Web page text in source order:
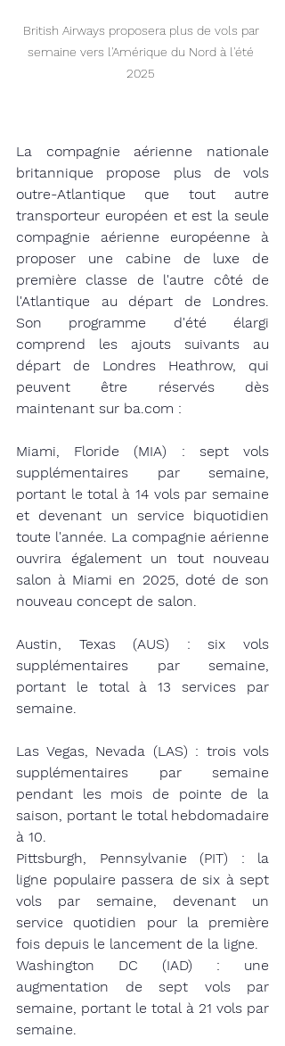
British Airways proposera plus de vols par
semaine vers l'Amérique du Nord à l'été
2025
La compagnie aérienne nationale
britannique propose plus de vols
outre-Atlantique que tout autre
transporteur européen et est la seule
compagnie aérienne européenne à
proposer une cabine de luxe de
première classe de l'autre côté de
l'Atlantique au départ de Londres.
Son programme d'été élargi
comprend les ajouts suivants au
départ de Londres Heathrow, qui
peuvent être réservés dès
maintenant sur ba.com :
Miami, Floride (MIA) : sept vols
supplémentaires par semaine,
portant le total à 14 vols par semaine
et devenant un service biquotidien
toute l'année. La compagnie aérienne
ouvrira également un tout nouveau
salon à Miami en 2025, doté de son
nouveau concept de salon.
Austin, Texas (AUS) : six vols
supplémentaires par semaine,
portant le total à 13 services par
semaine.
Las Vegas, Nevada (LAS) : trois vols
supplémentaires par semaine
pendant les mois de pointe de la
saison, portant le total hebdomadaire
à 10.
Pittsburgh, Pennsylvanie (PIT) : la
ligne populaire passera de six à sept
vols par semaine, devenant un
service quotidien pour la première
fois depuis le lancement de la ligne.
Washington DC (IAD) : une
augmentation de sept vols par
semaine, portant le total à 21 vols par
semaine.